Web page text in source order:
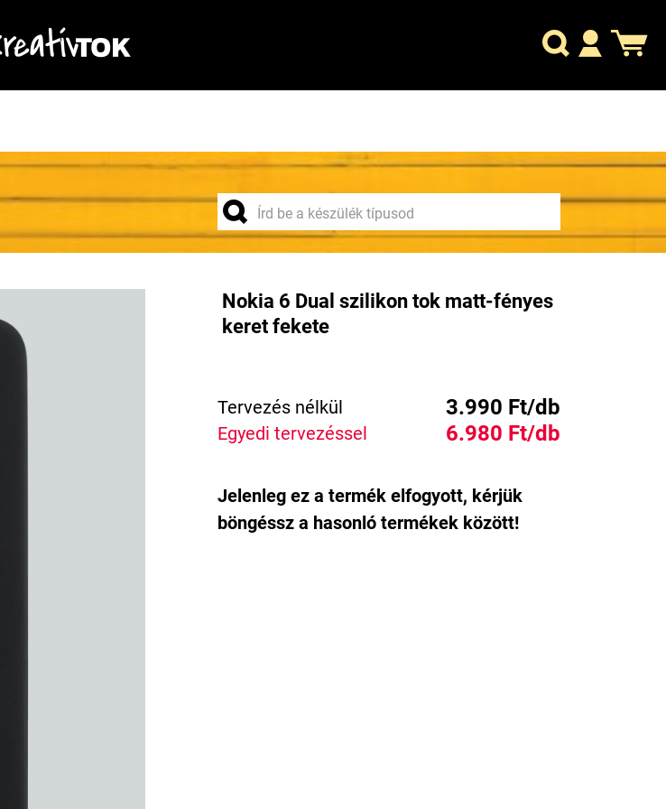
Nokia 6 Dual szilikon tok matt-fényes
keret fekete
Tervezés nélkül 3.990 Ft/db
Egyedi tervezéssel 6.980 Ft/db
Jelenleg ez a termék elfogyott, kérjük
böngéssz a hasonló termékek között!